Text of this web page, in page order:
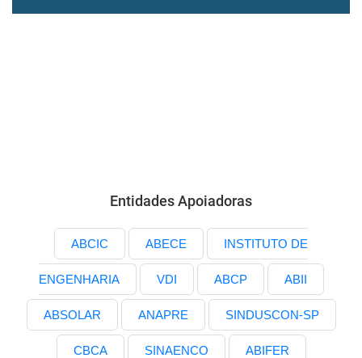
Entidades Apoiadoras
ABCIC ABECE INSTITUTO DE
ENGENHARIA VDI ABCP ABII
ABSOLAR ANAPRE SINDUSCON-SP
CBCA SINAENCO ABIFER